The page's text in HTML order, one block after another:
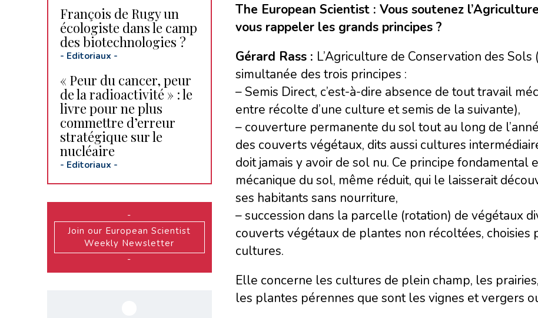
The European Scientist : Vous soutenez
vous rappeler les grands principes ?
Gérard Rass : L’Agriculture de Conservation des
simultanée des trois principes :
– Semis Direct, c’est-à-dire absence de tout travail
entre récolte d’une culture et semis de la suivante),
– couverture permanente du sol tout au long de
des couverts végétaux, dits aussi cultures
doit jamais y avoir de sol nu. Ce principe
mécanique du sol, même réduit, qui le laisserait
ses habitants sans nourriture,
– succession dans la parcelle (rotation) de végétaux
couverts végétaux de plantes non récoltées, choisies
cultures.
Elle concerne les cultures de plein champ, les
les plantes pérennes que sont les vignes et vergers
François de Rugy un
écologiste dans le camp
des biotechnologies ?
- Editoriaux -
« Peur du cancer, peur
de la radioactivité » : le
livre pour ne plus
commettre d’erreur
stratégique sur le
nucléaire
- Editoriaux -
-
Join our European Scientist
Weekly Newsletter
-